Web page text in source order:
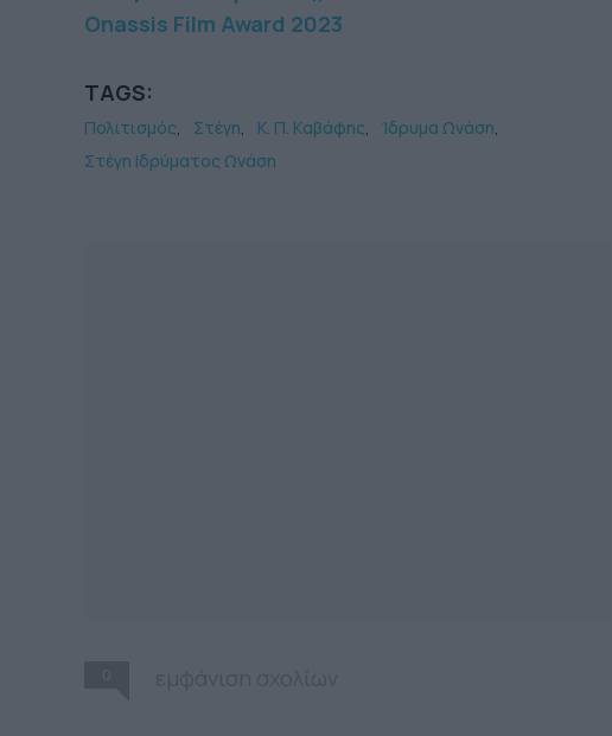
Onassis Film Award 2023
TAGS:
Πολιτισμός Στέγη Κ. Π. Kαβάφης
Ίδρυμα Ωνάση
Στέγη Ιδρύματος Ωνάση